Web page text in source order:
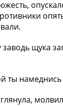
щука
ты